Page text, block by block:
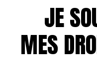
JE
MES